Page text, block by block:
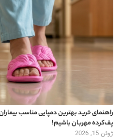
راهنمای خرید بهترین دمپایی مناسب
پف‌کرده مهربان باشیم!
ژوئن 15, 2026